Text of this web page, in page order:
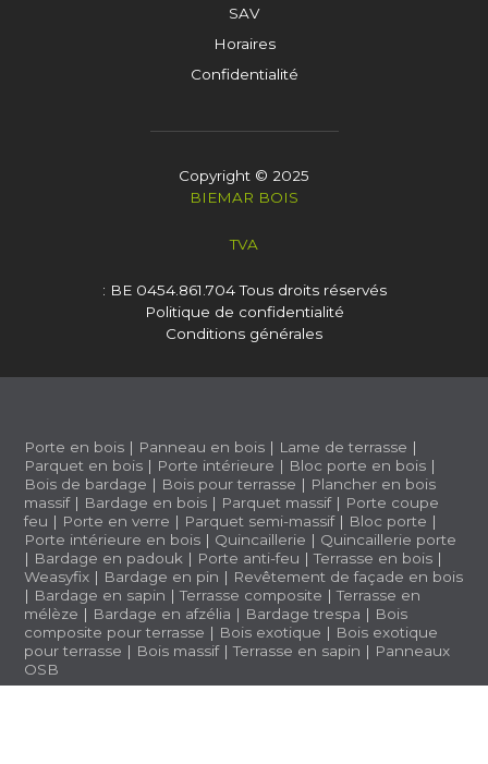
SAV
Horaires
Confidentialité
Copyright © 2025
BIEMAR BOIS
TVA
: BE 0454.861.704Tous droits réservés
Politique de confidentialité
Conditions générales
Porte en bois | Panneau en bois | Lame de terrasse |
Parquet en bois | Porte intérieure | Bloc porte en bois |
Bois de bardage | Bois pour terrasse | Plancher en bois
massif| Bardage en bois | Parquet massif| Porte coupe
feu | Porte en verre | Parquet semi-massif| Bloc porte |
Porte intérieure en bois | Quincaillerie | Quincaillerie porte
| Bardage en padouk | Porte anti-feu |Terrasse en bois |
Weasyfix | Bardage en pin | Revêtement de façade en bois
| Bardage en sapin |Terrasse composite |Terrasse en
mélèze | Bardage en afzélia | Bardage trespa | Bois
composite pour terrasse | Bois exotique | Bois exotique
pour terrasse | Bois massif|Terrasse en sapin | Panneaux
OSB